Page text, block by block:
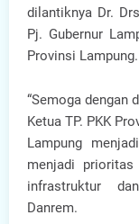
dilantiknya Dr.
Pj. Gubernur
Provinsi Lampung.
“Semoga dengan
Ketua TP. PKK
Lampung
menjadi
infrastruktur
Danrem.